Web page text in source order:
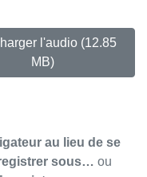
l'audio (12.85
MB)
au lieu de se
sous… ou